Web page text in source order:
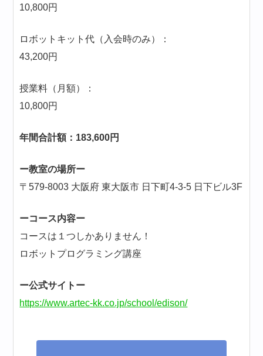
10,800円
ロボットキット代（入会時のみ）：
43,200円
授業料（月額）：
10,800円
年間合計額：183,600円
ー教室の場所ー
〒579-8003 大阪府 東大阪市 日下町4-3-5 日下ビル3F
ーコース内容ー
コースは１つしかありません！
ロボットプログラミング講座
ー公式サイトー
https://www.artec-kk.co.jp/school/edison/